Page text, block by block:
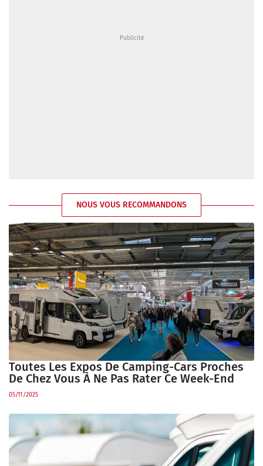
NOUS VOUS RECOMMANDONS
Toutes Les Expos De Camping-Cars Proches
De Chez Vous À Ne Pas Rater Ce Week-End
05/11/2025